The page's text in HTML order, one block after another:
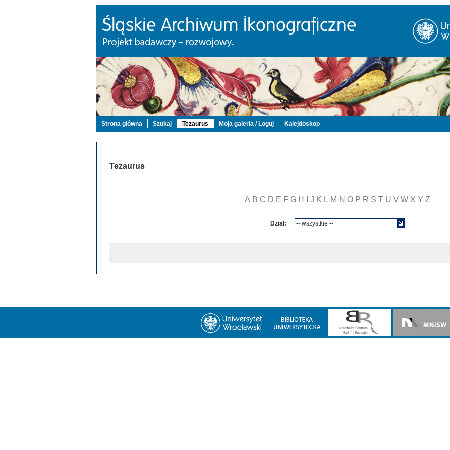
Strona główna Szukaj Tezaurus Moja galeria / Loguj Kalejdoskop
Tezaurus
A B C D E F G H J K L M N O P R S T U V W X Y Z
Dział: